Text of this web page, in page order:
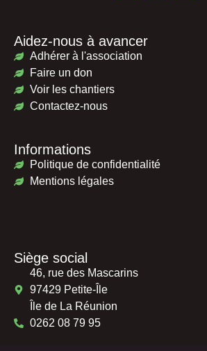
Aidez-nous à avancer
Adhérer à l'association
Faire un don
Voir les chantiers
Contactez-nous
Informations
Politique de confidentialité
Mentions légales
Siège social
46, rue des Mascarins
97429 Petite-Île
Île de La Réunion
0262 08 79 95